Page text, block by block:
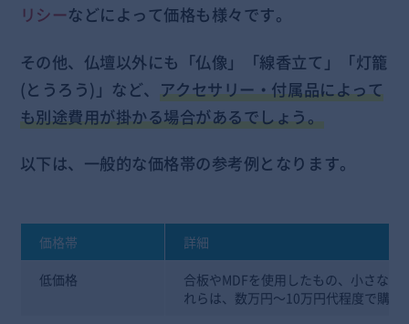
リシーなどによって価格も様々です。
その他、仏壇以外にも「仏像」「線香立て」「灯籠
(とうろう)」など、 アクセサリー・付属品によって
も別途費用が掛かる場合があるでしょう。
以下は、一般的な価格帯の参考例となります。
価格帯 詳細
低価格
合板やMDFを使用したもの、小さな
れらは、数万円～10万円代程度で購入